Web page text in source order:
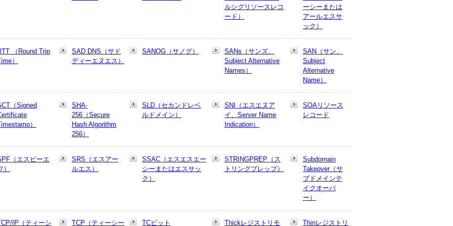
ルシグリソースレコ
ード）
ーシーまたは
アールエスサ
ック）
（Round Trip
）
SAD DNS（サド
ディーエヌエス）
SANOG（サノグ）
SANs（サンズ、
Subject Alternative
Names）
SAN（サン、
Subject
Alternative
Name）
（Signed
）
SHA-
256（Secure
Hash Algorithm
256）
SLD（セカンドレベ
ルドメイン）
SNI（エスエヌア
イ、Server Name
Indication）
SOAリソース
レコード
（エスピーエ
）
SRS（エスアー
ルエス）
SSAC（エスエスエー
シーまたはエスサッ
ク）
STRINGPREP（ス
トリングプレップ）
Subdomain
Takeover（サ
ブドメインテ
イクオーバ
ー）
IP（ティーシ TCP（ティーシー TCビット Thickレジストリモ Thinレジストリ